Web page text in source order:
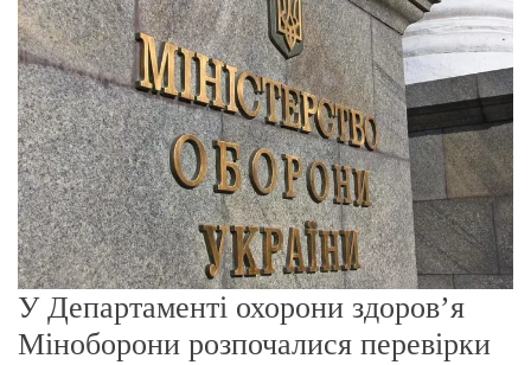
о
р
е
и
м
у
У Департаменті охорони здоров’я
Міноборони розпочалися перевірки